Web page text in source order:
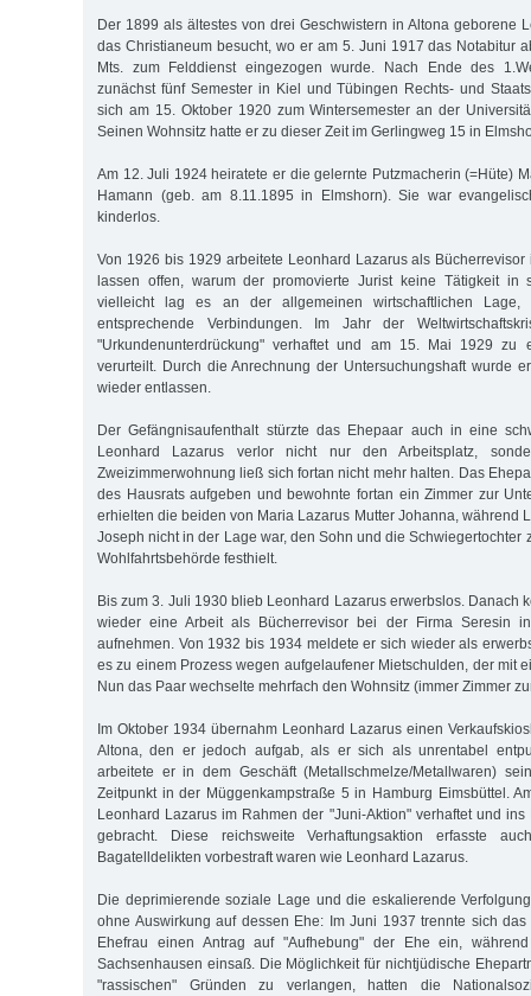
Der 1899 als ältestes von drei Geschwistern in Altona geborene
das Christianeum besucht, wo er am 5. Juni 1917 das Notabitur
Mts. zum Felddienst eingezogen wurde. Nach Ende des
zunächst fünf Semester in Kiel und Tübingen Rechts- und
sich am 15. Oktober 1920 zum Wintersemester an der
Seinen Wohnsitz hatte er zu dieser Zeit im Gerlingweg 15 in
Am 12. Juli 1924 heiratete er die gelernte Putzmacherin (=Hüte)
Hamann (geb. am 8.11.1895 in Elmshorn). Sie war
kinderlos.
Von 1926 bis 1929 arbeitete Leonhard Lazarus als Bücherrevisor
lassen offen, warum der promovierte Jurist keine Tätigkeit in
vielleicht lag es an der allgemeinen wirtschaftlichen Lage,
entsprechende Verbindungen. Im Jahr der
"Urkundenunterdrückung" verhaftet und am 15. Mai 1929 zu
verurteilt. Durch die Anrechnung der Untersuchungshaft wurde
wieder entlassen.
Der Gefängnisaufenthalt stürzte das Ehepaar auch in eine
Leonhard Lazarus verlor nicht nur den Arbeitsplatz,
Zweizimmerwohnung ließ sich fortan nicht mehr halten. Das
des Hausrats aufgeben und bewohnte fortan ein Zimmer zur
erhielten die beiden von Maria Lazarus Mutter Johanna, während
Joseph nicht in der Lage war, den Sohn und die Schwiegertochter
Wohlfahrtsbehörde festhielt.
Bis zum 3. Juli 1930 blieb Leonhard Lazarus erwerbslos. Danach
wieder eine Arbeit als Bücherrevisor bei der Firma Seresin
aufnehmen. Von 1932 bis 1934 meldete er sich wieder als
es zu einem Prozess wegen aufgelaufener Mietschulden, der mit
Nun das Paar wechselte mehrfach den Wohnsitz (immer Zimmer
Im Oktober 1934 übernahm Leonhard Lazarus einen
Altona, den er jedoch aufgab, als er sich als unrentabel
arbeitete er in dem Geschäft (Metallschmelze/Metallwaren)
Zeitpunkt in der Müggenkampstraße 5 in Hamburg Eimsbüttel.
Leonhard Lazarus im Rahmen der "Juni-Aktion" verhaftet und
gebracht. Diese reichsweite Verhaftungsaktion erfasste
Bagatelldelikten vorbestraft waren wie Leonhard Lazarus.
Die deprimierende soziale Lage und die eskalierende
ohne Auswirkung auf dessen Ehe: Im Juni 1937 trennte sich
Ehefrau einen Antrag auf "Aufhebung" der Ehe ein,
Sachsenhausen einsaß. Die Möglichkeit für nichtjüdische
"rassischen" Gründen zu verlangen, hatten die